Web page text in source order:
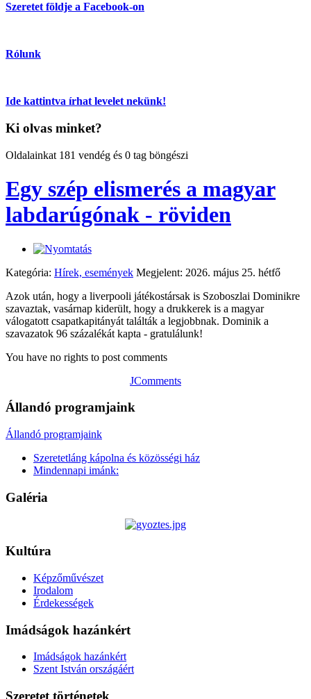
Szeretet földje a Facebook-on
Rólunk
Ide kattintva írhat levelet nekünk!
Ki olvas minket?
Oldalainkat 181 vendég és 0 tag böngészi
Egy szép elismerés a magyar
labdarúgónak - röviden
Kategória: Hírek, események Megjelent: 2026. május 25. hétfő
Azok után, hogy a liverpooli játékostársak is Szoboszlai Dominikre
szavaztak, vasárnap kiderült, hogy a drukkerek is a magyar
válogatott csapatkapitányát találták a legjobbnak. Dominik a
szavazatok 96 százalékát kapta - gratulálunk!
You have no rights to post comments
JComments
Állandó programjaink
Állandó programjaink
Szeretetláng kápolna és közösségi ház
Mindennapi imánk:
Galéria
Kultúra
Képzőművészet
Irodalom
Érdekességek
Imádságok hazánkért
Imádságok hazánkért
Szent István országáért
Szeretet történetek